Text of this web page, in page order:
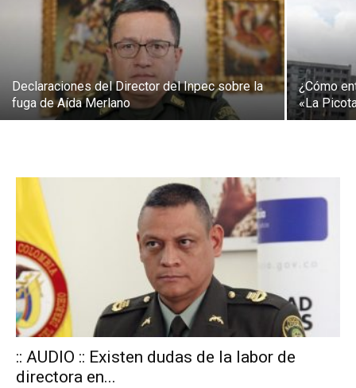
Declaraciones del Director del Inpec sobre la
fuga de Aída Merlano
¿Cómo
«La
:: AUDIO :: Existen dudas de la labor de
directora en...